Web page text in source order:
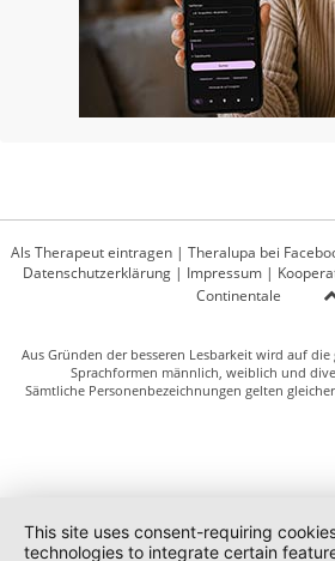
Als Therapeut eintragen | Theralupa bei
Datenschutzerklärung| Impressum|
Continentale
Aus Gründen der besseren Lesbarkeit wird auf
Sprachformen männlich, weiblich und
Sämtliche Personenbezeichnungen gelten
This site uses consent-requiring
technologies to integrate certain